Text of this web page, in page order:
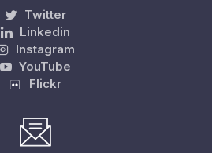
Twitter
Linkedin
Instagram
YouTube
Flickr